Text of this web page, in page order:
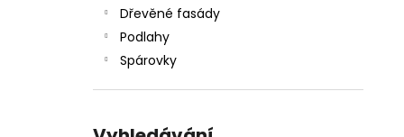
Dřevěné fasády
Podlahy
Spárovky